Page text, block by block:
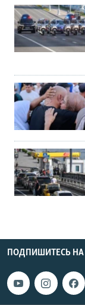
ПОДПИШИТЕСЬ НА